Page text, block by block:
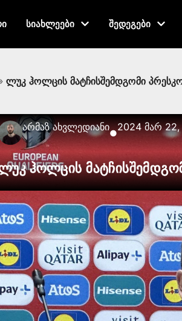
სიახლეები შედეგები
ლუკ ჰოლცის მატჩისშემდგომი
Არმაზ Ახვლედიანი●2024 მარ 22,
ჰოლცის